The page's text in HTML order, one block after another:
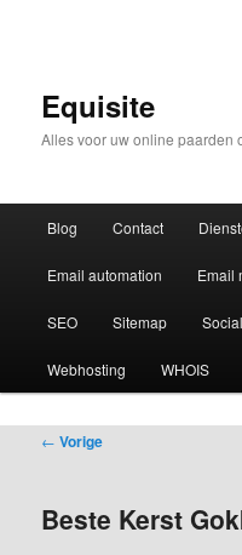
Equisite
Alles voor uw online paarden
Blog Contact
Email automation Email
SEO Sitemap
Webhosting WHOIS
Bericht
← Vorige
Beste Kerst